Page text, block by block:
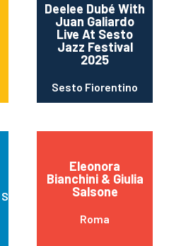
Deelee Dubé With
Juan Galiardo
Live At Sesto
Jazz Festival
2025
Sesto Fiorentino
Spello
Eleonora
Bianchini & Giulia
Salsone
Roma